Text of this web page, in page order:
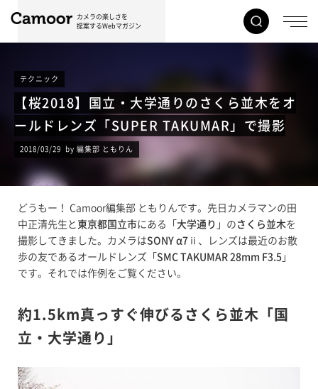
カメラの楽しさを
提案するWebマガジン
テクニック
【桜2018】国立・大学通りのさくら並木をオ
ールドレンズ「SUPER TAKUMAR」で撮影
2018/03/29 by 編集部 ともりん
どうもー！ Camoor編集部 ともりんです。先日カメラマンの田
中正清先生と 東京都国立市にある「 大学通り 」の さくら並木を
撮影してきました。カメラはSONY α7ⅱ 、レンズは最近のお散
歩の友であるオールドレンズ「 SMC TAKUMAR 28mm F3.5 」
です。それでは作例をご覧ください。
約1.5km真っすぐ伸びるさくら並木「国
立・大学通り」